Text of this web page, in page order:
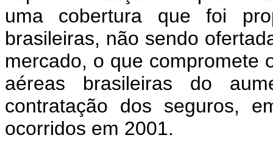
uma cobertura que foi
brasileiras, não sendo
mercado, o que compromete
aéreas brasileiras do
contratação dos seguros,
ocorridos em 2001.